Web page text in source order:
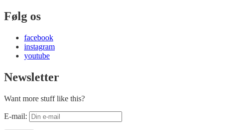
Følg os
facebook
instagram
youtube
Newsletter
Want more stuff like this?
E-mail: